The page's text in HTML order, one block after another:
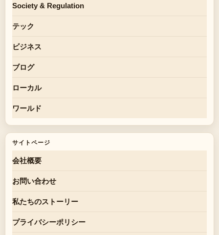
Society & Regulation
テック
ビジネス
ブログ
ローカル
ワールド
サイトページ
会社概要
お問い合わせ
私たちのストーリー
プライバシーポリシー